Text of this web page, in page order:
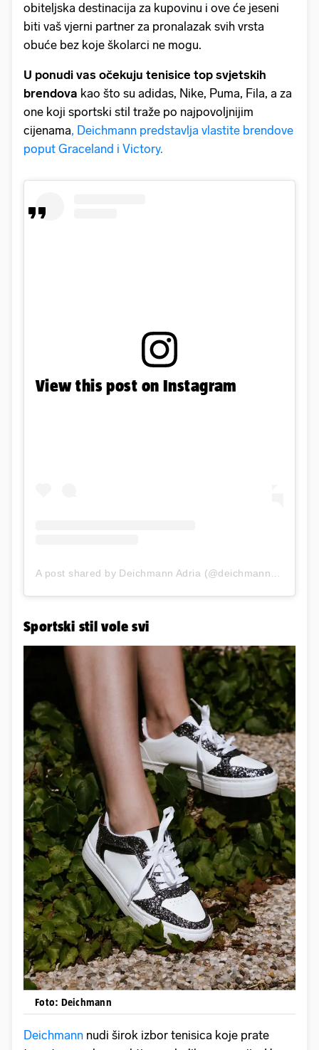
obiteljska destinacija za kupovinu i ove će jeseni
biti vaš vjerni partner za pronalazak svih vrsta
obuće bez koje školarci ne mogu.
U ponudi vas očekuju tenisice top svjetskih
brendova kao što su adidas, Nike, Puma, Fila, a za
one koji sportski stil traže po najpovoljnijim
cijenama, Deichmann predstavlja vlastite brendove
poput Graceland i Victory.
View this post on Instagram
A post shared by Deichmann Adria (@deichmann_adria)
Sportski stil vole svi
Foto: Deichmann
Deichmann nudi širok izbor tenisica koje prate